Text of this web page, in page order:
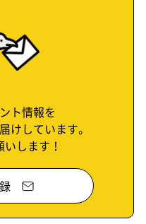
ト情報を
けしています。
します！